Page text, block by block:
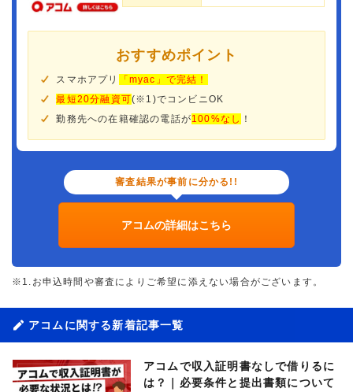
おすすめポイント
スマホアプリ
「myac」で完結！
最短20分融資可(※1)でコンビニOK
勤務先への在籍確認の電話が100%なし ！
審査結果が事前に分かる!!
アコムの詳細はこちら
※1.お申込時間や審査によりご希望に添えない場合がございます。
アコムに関する新着記事一覧
アコムで収入証明書なしで借りるに
は？｜必要条件と提出書類について